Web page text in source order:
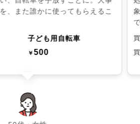
、また誰かに使ってもらえるこ
子ども用自転車
￥500
chevron_left chevron_right